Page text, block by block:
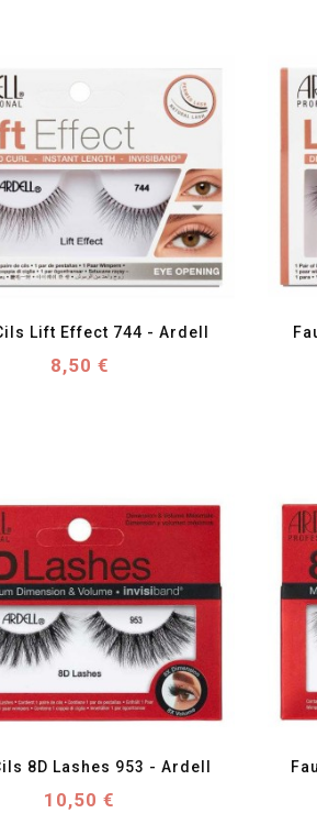
favorite_border visibility
Lift Effect 744 - Ardell
Prix
8,50 €
favorite_border visibility
8D Lashes 953 - Ardell
Prix
10,50 €